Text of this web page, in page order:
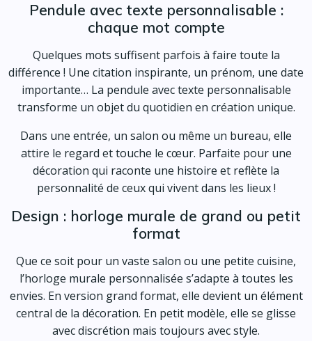
Pendule avec texte personnalisable :
chaque mot compte
Quelques mots suffisent parfois à faire toute la
différence ! Une citation inspirante, un prénom, une date
importante… La pendule avec texte personnalisable
transforme un objet du quotidien en création unique.
Dans une entrée, un salon ou même un bureau, elle
attire le regard et touche le cœur. Parfaite pour une
décoration qui raconte une histoire et reflète la
personnalité de ceux qui vivent dans les lieux !
Design : horloge murale de grand ou petit
format
Que ce soit pour un vaste salon ou une petite cuisine,
l’horloge murale personnalisée s’adapte à toutes les
envies. En version grand format, elle devient un élément
central de la décoration. En petit modèle, elle se glisse
avec discrétion mais toujours avec style.